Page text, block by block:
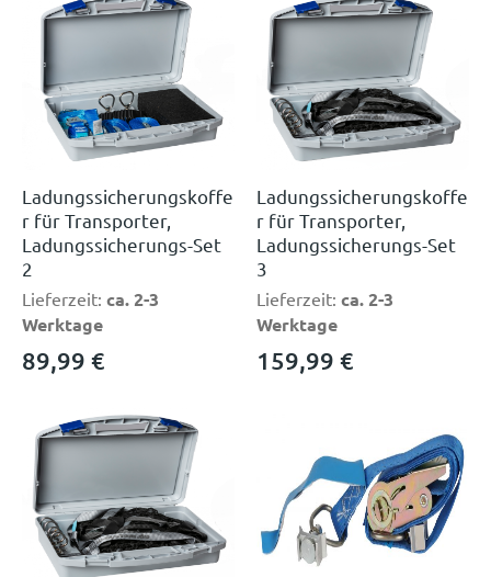
Ladungssicherungskoffe
r für Transporter,
Ladungssicherungs-Set
2
Lieferzeit: ca. 2-3
Werktage
89,99 €
Ladungssicherungskoffe
r für Transporter,
Ladungssicherungs-Set
3
Lieferzeit: ca. 2-3
Werktage
159,99 €